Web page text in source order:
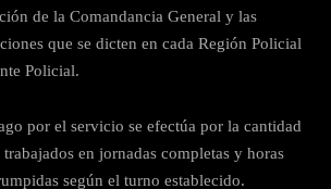
de la Comandancia General y las
que se dicten en cada Región Policial
Policial.
por el servicio se efectúa por la cantidad
trabajados en jornadas completas y horas
según el turno establecido.